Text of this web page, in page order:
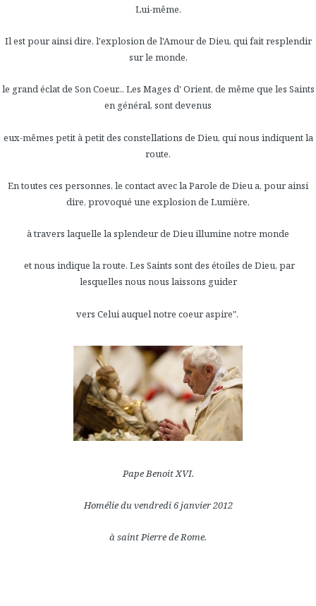
Lui-même.
Il est pour ainsi dire, l'explosion de l'Amour de Dieu, qui fait resplendir
sur le monde,
le grand éclat de Son Coeur... Les Mages d' Orient, de même que les Saints
en général, sont devenus
eux-mêmes petit à petit des constellations de Dieu, qui nous indiquent la
route.
En toutes ces personnes, le contact avec la Parole de Dieu a, pour ainsi
dire, provoqué une explosion de Lumière,
à travers laquelle la splendeur de Dieu illumine notre monde
et nous indique la route. Les Saints sont des étoiles de Dieu, par
lesquelles nous nous laissons guider
vers Celui auquel notre coeur aspire".
Pape Benoit XVI.
Homélie du vendredi 6 janvier 2012
à saint Pierre de Rome.